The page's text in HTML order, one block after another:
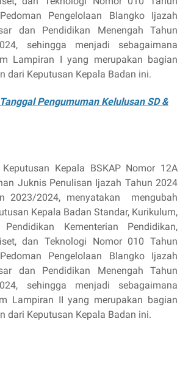
Pengelolaan Blangko Ijazah
dan Pendidikan Menengah Tahun
sehingga menjadi sebagaimana
Lampiran I yang merupakan bagian
dari Keputusan Kepala Badan ini.
Tanggal Pengumuman Kelulusan SD &
Keputusan Kepala BSKAP Nomor 12A
Juknis Penulisan Ijazah Tahun 2024
2023/2024, menyatakan
mengubah
Kepala Badan Standar, Kurikulum,
Kementerian Pendidikan,
dan Teknologi Nomor 010 Tahun
Pengelolaan Blangko Ijazah
dan Pendidikan Menengah Tahun
sehingga menjadi sebagaimana
Lampiran II yang merupakan bagian
dari Keputusan Kepala Badan ini.